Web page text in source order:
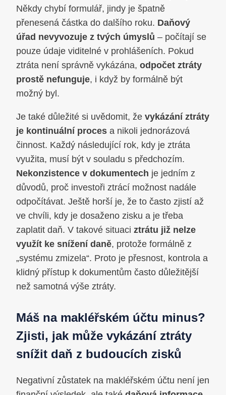
Někdy chybí formulář, jindy je špatně
přenesená částka do dalšího roku. Daňový
úřad nevyvozuje z tvých úmyslů – počítají se
pouze údaje viditelné v prohlášeních. Pokud
ztráta není správně vykázána, odpočet ztráty
prostě nefunguje, i když by formálně být
možný byl.
Je také důležité si uvědomit, že vykázání ztráty
je kontinuální proces a nikoli jednorázová
činnost. Každý následující rok, kdy je ztráta
využita, musí být v souladu s předchozím.
Nekonzistence v dokumentech je jedním z
důvodů, proč investoři ztrácí možnost nadále
odpočítávat. Ještě horší je, že to často zjistí až
ve chvíli, kdy je dosaženo zisku a je třeba
zaplatit daň. V takové situaci ztrátu již nelze
využít ke snížení daně, protože formálně z
„systému zmizela“. Proto je přesnost, kontrola a
klidný přístup k dokumentům často důležitější
než samotná výše ztráty.
Máš na makléřském účtu minus?
Zjisti, jak může vykázání ztráty
snížit daň z budoucích zisků
Negativní zůstatek na makléřském účtu není jen